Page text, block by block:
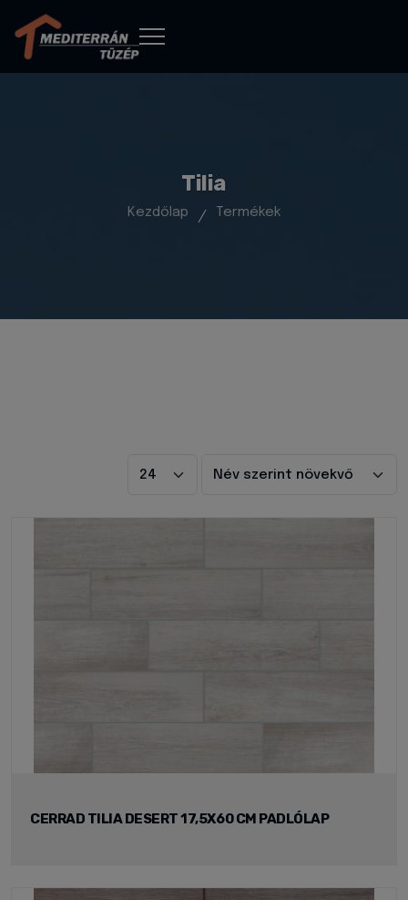
Tilia
Kezdőlap Termékek
CERRAD TILIA DESERT 17,5X60 CM PADLÓLAP